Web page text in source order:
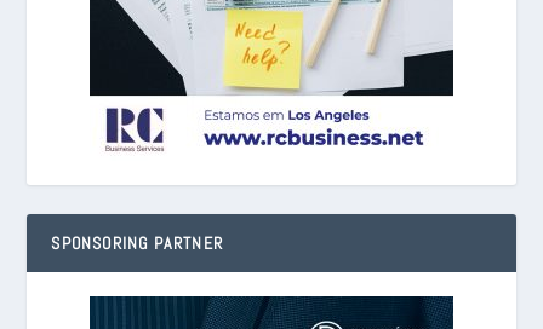
SPONSORING PARTNER